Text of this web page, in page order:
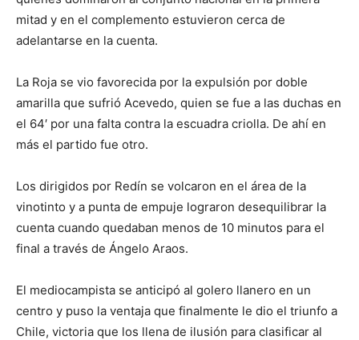
mitad y en el complemento estuvieron cerca de
adelantarse en la cuenta.
La Roja se vio favorecida por la expulsión por doble
amarilla que sufrió Acevedo, quien se fue a las duchas en
el 64′ por una falta contra la escuadra criolla. De ahí en
más el partido fue otro.
Los dirigidos por Redín se volcaron en el área de la
vinotinto y a punta de empuje lograron desequilibrar la
cuenta cuando quedaban menos de 10 minutos para el
final a través de Ángelo Araos.
El mediocampista se anticipó al golero llanero en un
centro y puso la ventaja que finalmente le dio el triunfo a
Chile, victoria que los llena de ilusión para clasificar al